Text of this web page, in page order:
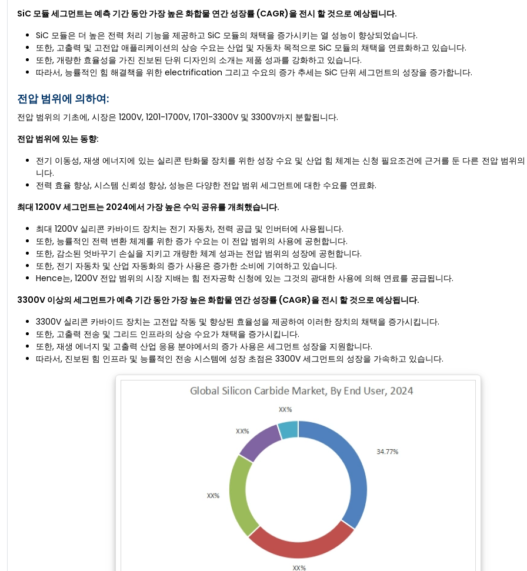
SiC 모듈 세그먼트는 예측 기간 동안 가장 높은 화합물 연간 성장률 (CAGR)을 전시 할 것으로 예상됩니다.
SiC 모듈은 더 높은 전력 처리 기능을 제공하고 SiC 모듈의 채택을 증가시키는 열 성능이 향상되었습니다.
또한, 고출력 및 고전압 애플리케이션의 상승 수요는 산업 및 자동차 목적으로 SiC 모듈의 채택을 연료화하고 있습니다.
또한, 개량한 효율성을 가진 진보된 단위 디자인의 소개는 제품 성과를 강화하고 있습니다.
따라서, 능률적인 힘 해결책을 위한 electrification 그리고 수요의 증가 추세는 SiC 단위 세그먼트의 성장을 증가합니다.
전압 범위에 의하여:
전압 범위의 기초에, 시장은 1200V, 1201-1700V, 1701-3300V 및 3300V까지 분할됩니다.
전압 범위에 있는 동향:
전기 이동성, 재생 에너지에 있는 실리콘 탄화물 장치를 위한 성장 수요 및 산업 힘 체계는 신청 필요조건에 근거를 둔 다른 전압 범위
니다.
전력 효율 향상, 시스템 신뢰성 향상, 성능은 다양한 전압 범위 세그먼트에 대한 수요를 연료화.
최대 1200V 세그먼트는 2024에서 가장 높은 수익 공유를 개최했습니다.
최대 1200V 실리콘 카바이드 장치는 전기 자동차, 전력 공급 및 인버터에 사용됩니다.
또한, 능률적인 전력 변환 체계를 위한 증가 수요는 이 전압 범위의 사용에 공헌합니다.
또한, 감소된 엇바꾸기 손실을 지키고 개량한 체계 성과는 전압 범위의 성장에 공헌합니다.
또한, 전기 자동차 및 산업 자동화의 증가 사용은 증가한 소비에 기여하고 있습니다.
Hence는, 1200V 전압 범위의 시장 지배는 힘 전자공학 신청에 있는 그것의 광대한 사용에 의해 연료를 공급됩니다.
3300V 이상의 세그먼트가 예측 기간 동안 가장 높은 화합물 연간 성장률 (CAGR)을 전시 할 것으로 예상됩니다.
3300V 실리콘 카바이드 장치는 고전압 작동 및 향상된 효율성을 제공하여 이러한 장치의 채택을 증가시킵니다.
또한, 고출력 전송 및 그리드 인프라의 상승 수요가 채택을 증가시킵니다.
또한, 재생 에너지 및 고출력 산업 응용 분야에서의 증가 사용은 세그먼트 성장을 지원합니다.
따라서, 진보된 힘 인프라 및 능률적인 전송 시스템에 성장 초점은 3300V 세그먼트의 성장을 가속하고 있습니다.